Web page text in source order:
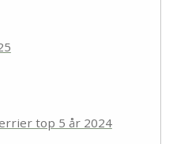
top 5 år 2024